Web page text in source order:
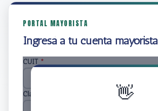
PORTAL MAYORISTA
Ingresá a tu cuenta mayorista
👋
CUIT *
Clave